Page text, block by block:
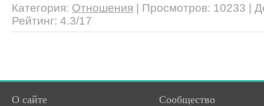
Категория: Отношения Просмотров: 10233 |
Рейтинг: 4.3/17
О сайте Сообщество